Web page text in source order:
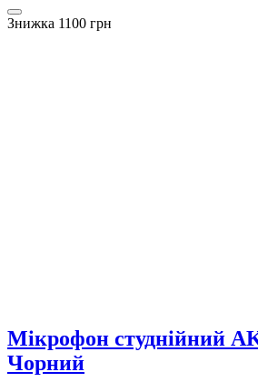
Знижка 1100 грн
Мікрофон студнійний
Чорний